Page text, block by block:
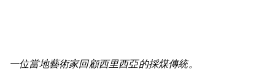
一位當地藝術家回顧西里西亞的採煤傳統。